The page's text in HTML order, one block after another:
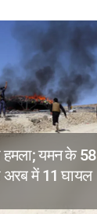
हमला; यमन के 58
अरब में 11 घायल